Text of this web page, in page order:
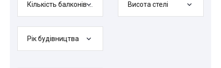
Кількість балконів або лоджій Висота стелі
Рік будівництва